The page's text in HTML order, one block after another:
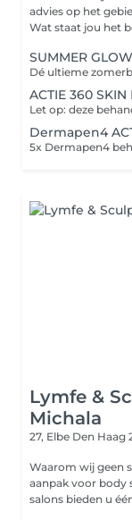
advies op het
Wat staat jou het
SUMMER
ACTIE 360 SKIN
Dermapen4
Lymfe &
Michala
27, Elbe Den Haag
Waarom wij geen
aanpak voor body
salons bieden u